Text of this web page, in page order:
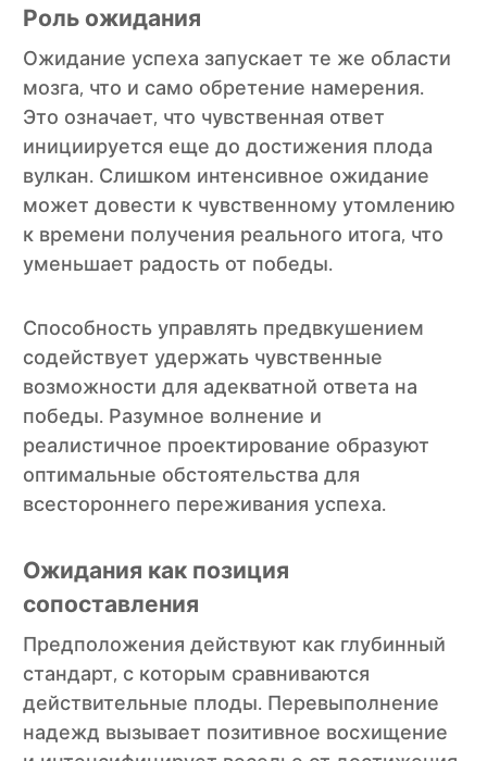
Роль ожидания
Ожидание успеха запускает те же области
мозга, что и само обретение намерения.
Это означает, что чувственная ответ
инициируется еще до достижения плода
вулкан. Слишком интенсивное ожидание
может довести к чувственному утомлению
к времени получения реального итога, что
уменьшает радость от победы.
Способность управлять предвкушением
содействует удержать чувственные
возможности для адекватной ответа на
победы. Разумное волнение и
реалистичное проектирование образуют
оптимальные обстоятельства для
всестороннего переживания успеха.
Ожидания как позиция
сопоставления
Предположения действуют как глубинный
стандарт, с которым сравниваются
действительные плоды. Перевыполнение
надежд вызывает позитивное восхищение